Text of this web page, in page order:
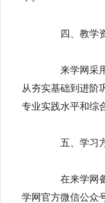
四、教学资
来学网采用
从夯实基础到进阶
专业实践水平和综
五、学习
在来学网备
学网官方微信公众